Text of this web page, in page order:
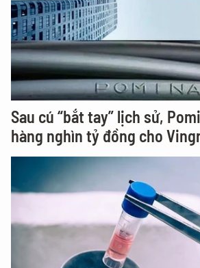
Sau cú “bắt tay” lịch sử,
hàng nghìn tỷ đồng cho